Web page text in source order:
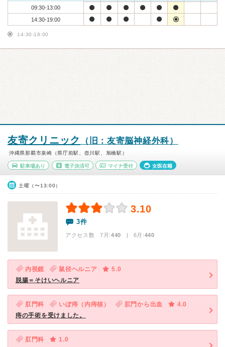
09:30-13:00
14:30-19:00
14:30-18:00
友寄クリニック （旧：友寄脳神経外科）
沖縄県那覇市泉崎（県庁前駅、壺川駅、旭橋駅）
駐車場あり 電子決済可 マイナ受付 女医在籍
土曜（〜13:00）
3.10
3件
アクセス数 7月:440 | 6月:440
内視鏡 鼠径ヘルニア
5.0
脱腸＝そけいヘルニア
肛門科 いぼ痔（内痔核） 肛門から出血
4.0
痔の手術を受けました。
肛門科 1.0